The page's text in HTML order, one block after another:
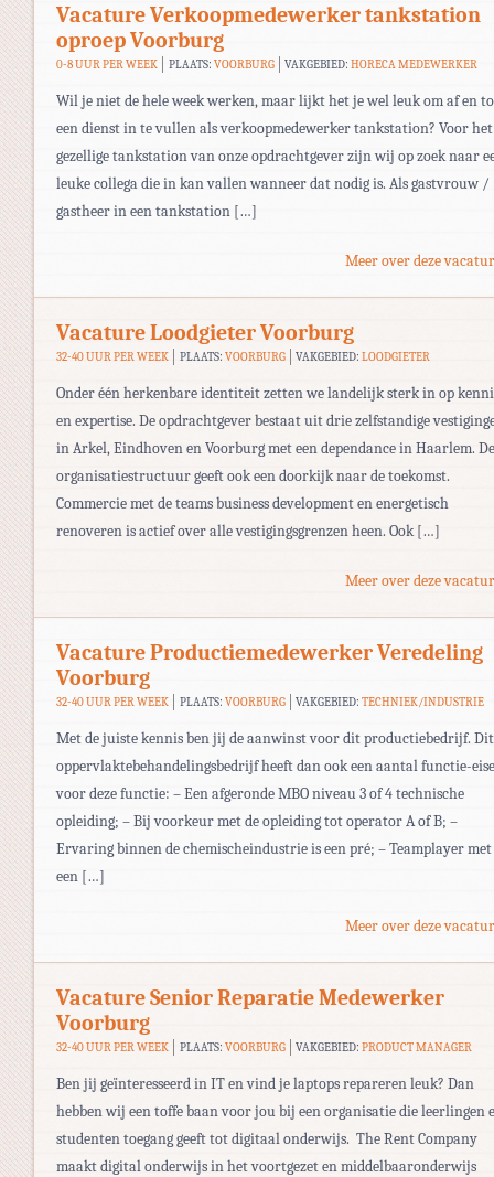
Vacature Verkoopmedewerker tankstation
oproep Voorburg
0-8 UUR PER WEEK PLAATS: VOORBURG VAKGEBIED:HORECA MEDEWERKER
Wil je niet de hele week werken, maar lijkt het je wel leuk om af en
een dienst in te vullen als verkoopmedewerker tankstation? Voor het
gezellige tankstation van onze opdrachtgever zijn wij op zoek naar
leuke collega die in kan vallen wanneer dat nodig is. Als gastvrouw /
gastheer in een tankstation […]
Meer over deze
Vacature Loodgieter Voorburg
32-40 UUR PER WEEK PLAATS: VOORBURG VAKGEBIED:LOODGIETER
Onder één herkenbare identiteit zetten we landelijk sterk in op
en expertise. De opdrachtgever bestaat uit drie zelfstandige
in Arkel, Eindhoven en Voorburg met een dependance in Haarlem. De
organisatiestructuur geeft ook een doorkijk naar de toekomst.
Commercie met de teams business development en energetisch
renoveren is actief over alle vestigingsgrenzen heen. Ook […]
Meer over deze
Vacature Productiemedewerker Veredeling
Voorburg
32-40 UUR PER WEEK PLAATS: VOORBURG VAKGEBIED:TECHNIEK/INDUSTRIE
Met de juiste kennis ben jij de aanwinst voor dit productiebedrijf. Dit
oppervlaktebehandelingsbedrijf heeft dan ook een aantal functie-
voor deze functie: – Een afgeronde MBO niveau 3 of 4 technische
opleiding; – Bij voorkeur met de opleiding tot operator A of B; –
Ervaring binnen de chemischeindustrie is een pré; – Teamplayer met
een […]
Meer over deze
Vacature Senior Reparatie Medewerker
Voorburg
32-40 UUR PER WEEK PLAATS: VOORBURG VAKGEBIED:PRODUCT MANAGER
Ben jij geïnteresseerd in IT en vind je laptops repareren leuk? Dan
hebben wij een toffe baan voor jou bij een organisatie die leerlingen
studenten toegang geeft tot digitaal onderwijs. The Rent Company
maakt digital onderwijs in het voortgezet en middelbaaronderwijs